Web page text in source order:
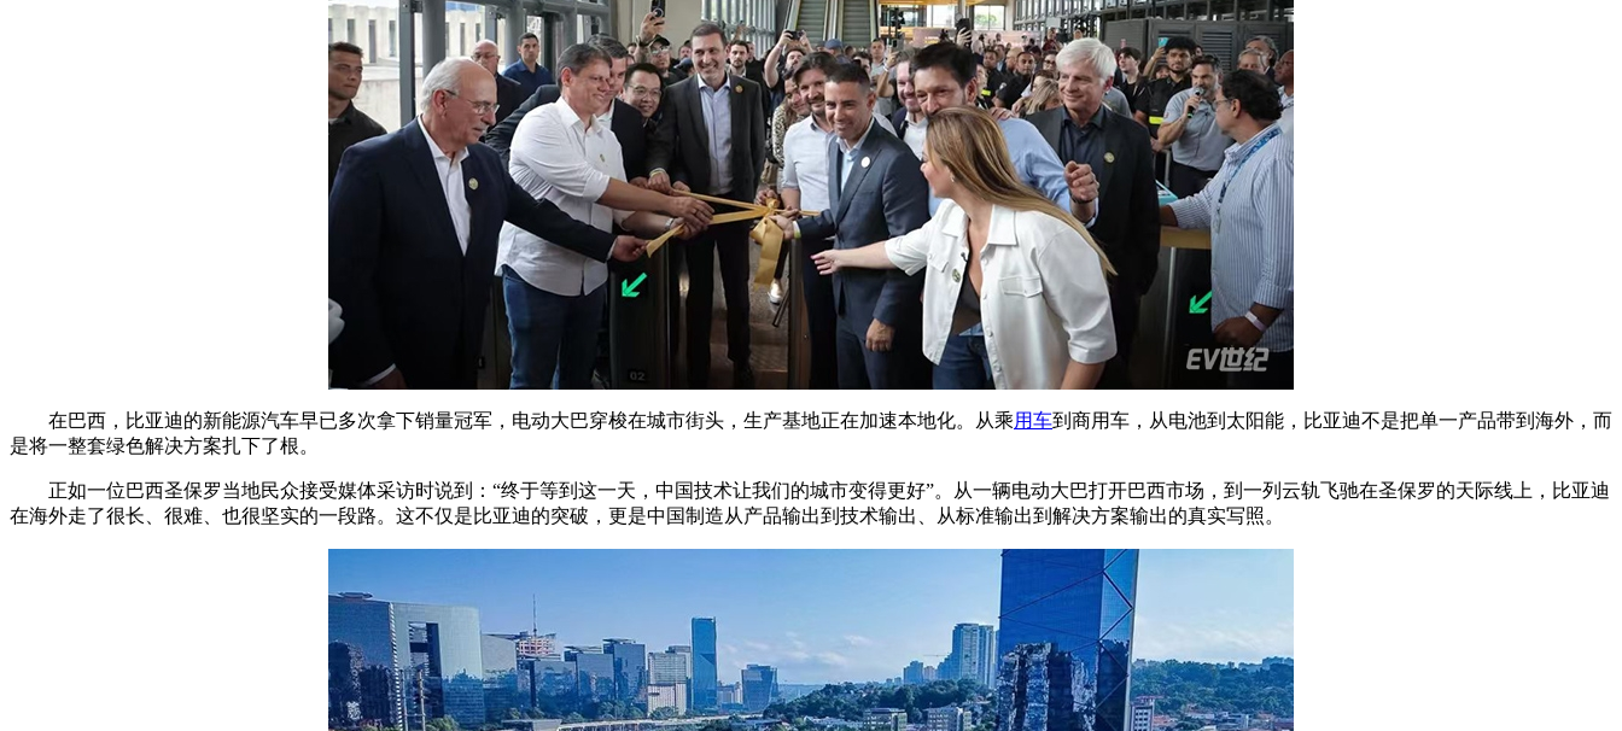
在巴西，比亚迪的新能源汽车早已多次拿下销量冠军，电动大巴穿梭在城市街头，生产基地正在加速本地化。从乘用车到商用车，从电池到太阳能，比亚迪不是把单一产品带到海外，而
是将一整套绿色解决方案扎下了根。
正如一位巴西圣保罗当地民众接受媒体采访时说到：“终于等到这一天，中国技术让我们的城市变得更好”。从一辆电动大巴打开巴西市场，到一列云轨飞驰在圣保罗的天际线上，比亚迪
在海外走了很长、很难、也很坚实的一段路。这不仅是比亚迪的突破，更是中国制造从产品输出到技术输出、从标准输出到解决方案输出的真实写照。